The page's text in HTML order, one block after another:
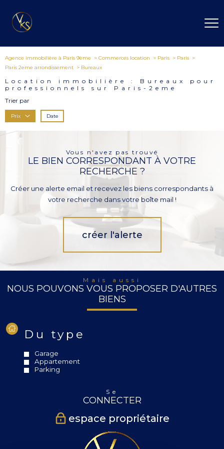
Agence immobilière à Paris 9ème Commerces location Paris
Paris
Paris 2eme arrondissement
Bureaux
Location immobilière : Bureaux pour
professionnels sur Paris-2eme
Trier par
Prix Date
Vous n'avez pas trouvé
LE BIEN CORRESPONDANT À VOTRE
RECHERCHE ?
Créer une alerte email et recevez les biens correspondants à
votre recherche dans votre boîte mail !
créer l'alerte
Mais aussi
NOUS POUVONS VOUS PROPOSER D'AUTRES
BIENS
Du type
Garage
Appartement
Parking
Se
CONNECTER
espace propriétaire